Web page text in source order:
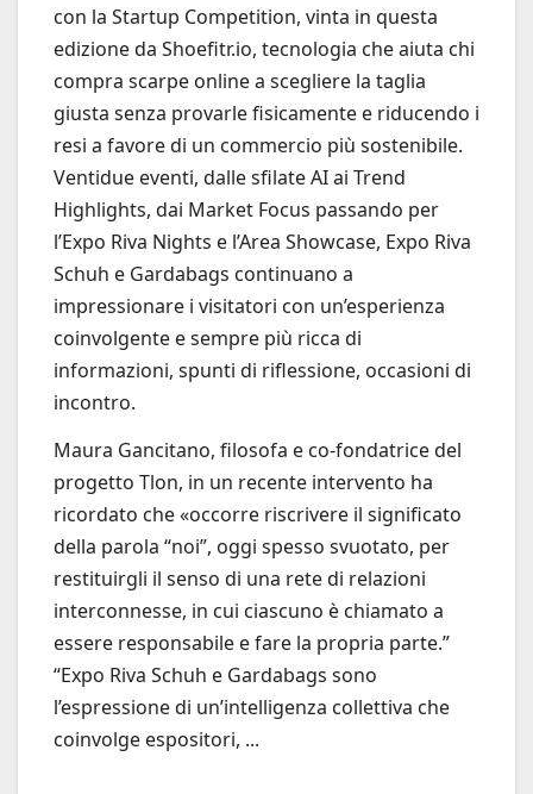
con la Startup Competition, vinta in questa
edizione da Shoefitr.io, tecnologia che aiuta chi
compra scarpe online a scegliere la taglia
giusta senza provarle fisicamente e riducendo i
resi a favore di un commercio più sostenibile.
Ventidue eventi, dalle sfilate AI ai Trend
Highlights, dai Market Focus passando per
l’Expo Riva Nights e l’Area Showcase, Expo Riva
Schuh e Gardabags continuano a
impressionare i visitatori con un’esperienza
coinvolgente e sempre più ricca di
informazioni, spunti di riflessione, occasioni di
incontro.
Maura Gancitano, filosofa e co-fondatrice del
progetto Tlon, in un recente intervento ha
ricordato che «occorre riscrivere il significato
della parola “noi”, oggi spesso svuotato, per
restituirgli il senso di una rete di relazioni
interconnesse, in cui ciascuno è chiamato a
essere responsabile e fare la propria parte.”
“Expo Riva Schuh e Gardabags sono
l’espressione di un’intelligenza collettiva che
coinvolge espositori, ...